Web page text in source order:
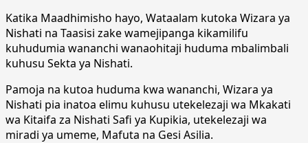
Katika Maadhimisho hayo, Wataalam kutoka Wizara ya
Nishati na Taasisi zake wamejipanga kikamilifu
kuhudumia wananchi wanaohitaji huduma mbalimbali
kuhusu Sekta ya Nishati.
Pamoja na kutoa huduma kwa wananchi, Wizara ya
Nishati pia inatoa elimu kuhusu utekelezaji wa Mkakati
wa Kitaifa za Nishati Safi ya Kupikia, utekelezaji wa
miradi ya umeme, Mafuta na Gesi Asilia.